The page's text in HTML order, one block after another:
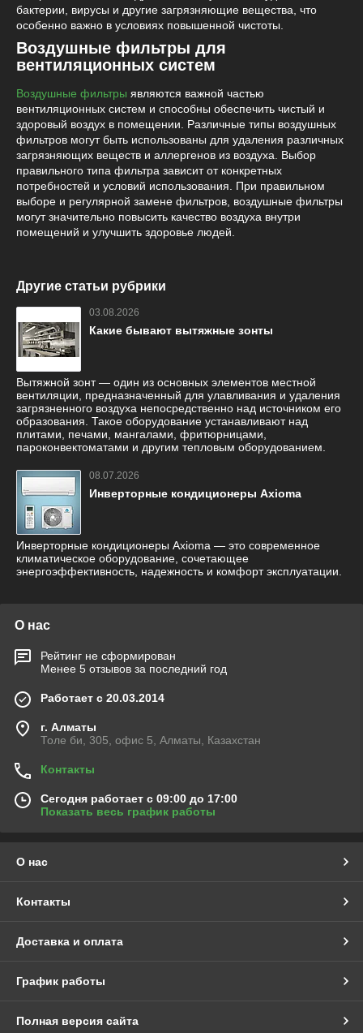
бактерии, вирусы и другие загрязняющие вещества, что
особенно важно в условиях повышенной чистоты.
Воздушные фильтры для
вентиляционных систем
Воздушные фильтры являются важной частью
вентиляционных систем и способны обеспечить чистый и
здоровый воздух в помещении. Различные типы воздушных
фильтров могут быть использованы для удаления различных
загрязняющих веществ и аллергенов из воздуха. Выбор
правильного типа фильтра зависит от конкретных
потребностей и условий использования. При правильном
выборе и регулярной замене фильтров, воздушные фильтры
могут значительно повысить качество воздуха внутри
помещений и улучшить здоровье людей.
Другие статьи рубрики
03.08.2026
Какие бывают вытяжные зонты
Вытяжной зонт — один из основных элементов местной
вентиляции, предназначенный для улавливания и удаления
загрязненного воздуха непосредственно над источником его
образования. Такое оборудование устанавливают над
плитами, печами, мангалами, фритюрницами,
пароконвектоматами и другим тепловым оборудованием.
08.07.2026
Инверторные кондиционеры Axioma
Инверторные кондиционеры Axioma — это современное
климатическое оборудование, сочетающее
энергоэффективность, надежность и комфорт эксплуатации.
О нас
Рейтинг не сформирован
Менее 5 отзывов за последний год
Работает с 20.03.2014
г. Алматы
Толе би, 305, офис 5, Алматы, Казахстан
Контакты
Сегодня работает с 09:00 до 17:00
Показать весь график работы
О нас
Контакты
Доставка и оплата
График работы
Полная версия сайта